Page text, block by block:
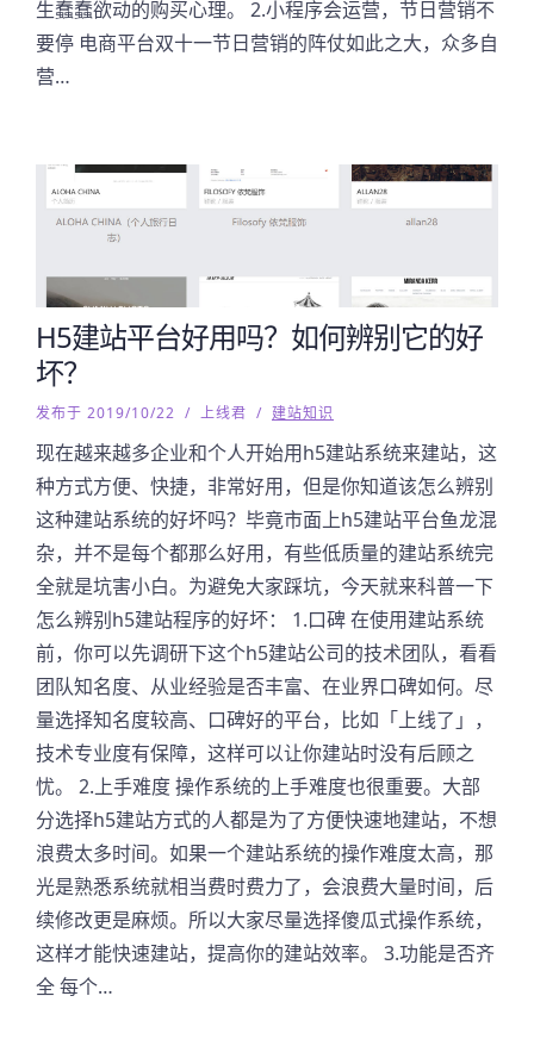
生蠢蠢欲动的购买心理。 2.小程序会运营，节日营销不
要停 电商平台双十一节日营销的阵仗如此之大，众多自
营…
H5建站平台好用吗？如何辨别它的好
坏？
发布于 2019/10/22 / 上线君 / 建站知识
现在越来越多企业和个人开始用h5建站系统来建站，这
种方式方便、快捷，非常好用，但是你知道该怎么辨别
这种建站系统的好坏吗？毕竟市面上h5建站平台鱼龙混
杂，并不是每个都那么好用，有些低质量的建站系统完
全就是坑害小白。为避免大家踩坑，今天就来科普一下
怎么辨别h5建站程序的好坏： 1.口碑 在使用建站系统
前，你可以先调研下这个h5建站公司的技术团队，看看
团队知名度、从业经验是否丰富、在业界口碑如何。尽
量选择知名度较高、口碑好的平台，比如「上线了」，
技术专业度有保障，这样可以让你建站时没有后顾之
忧。 2.上手难度 操作系统的上手难度也很重要。大部
分选择h5建站方式的人都是为了方便快速地建站，不想
浪费太多时间。如果一个建站系统的操作难度太高，那
光是熟悉系统就相当费时费力了，会浪费大量时间，后
续修改更是麻烦。所以大家尽量选择傻瓜式操作系统，
这样才能快速建站，提高你的建站效率。 3.功能是否齐
全 每个…